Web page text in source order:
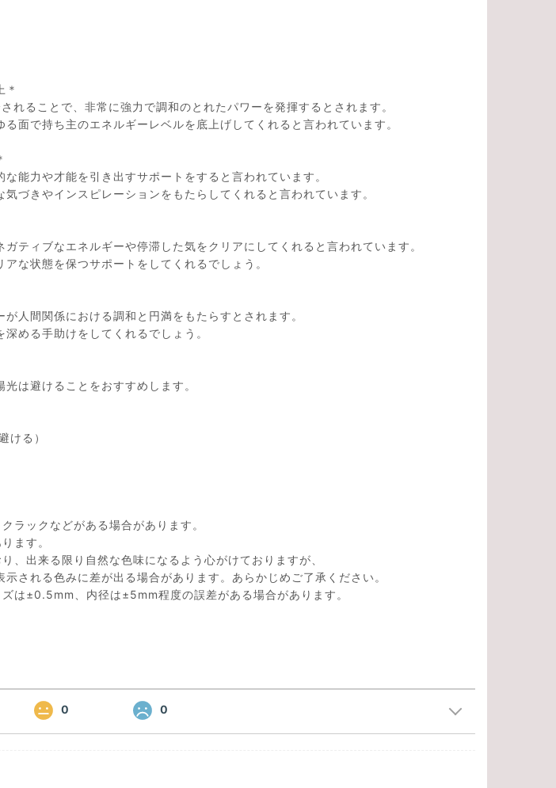
＊
れることで、非常に強力で調和のとれたパワーを発揮するとされます。
面で持ち主のエネルギーレベルを底上げしてくれると言われています。
能力や才能を引き出すサポートをすると言われています。
づきやインスピレーションをもたらしてくれると言われています。
ティブなエネルギーや停滞した気をクリアにしてくれると言われています。
な状態を保つサポートをしてくれるでしょう。
人間関係における調和と円満をもたらすとされます。
める手助けをしてくれるでしょう。
は避けることをおすすめします。
る）
ラックなどがある場合があります。
ます。
、出来る限り自然な色味になるよう心がけておりますが、
される色みに差が出る場合があります。あらかじめご了承ください。
は±0.5mm、内径は±5mm程度の誤差がある場合があります。
0 0